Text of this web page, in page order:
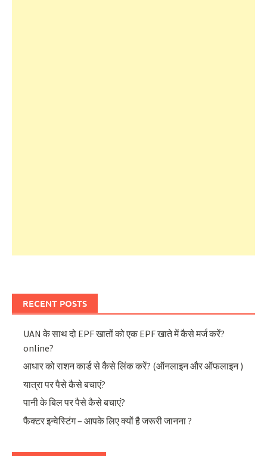
RECENT POSTS
UAN के साथ दो EPF खातों को एक EPF खाते में कैसे मर्ज करें?
online?
आधार को राशन कार्ड से कैसे लिंक करें? (ऑनलाइन और ऑफलाइन )
यात्रा पर पैसे कैसे बचाएं?
पानी के बिल पर पैसे कैसे बचाएं?
फैक्टर इन्वेस्टिंग – आपके लिए क्यों है जरूरी जानना ?